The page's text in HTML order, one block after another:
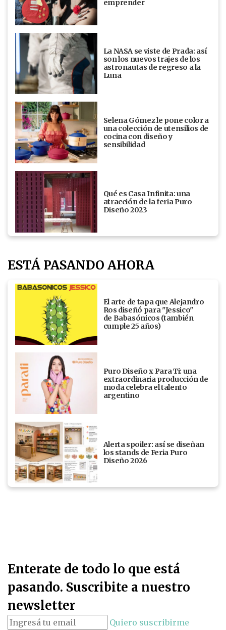
emprender
La NASA se viste de Prada: así
son los nuevos trajes de los
astronautas de regreso a la
Luna
Selena Gómez le pone color a
una colección de utensilios de
cocina con diseño y
sensibilidad
Qué es Casa Infinita: una
atracción de la feria Puro
Diseño 2023
ESTÁ PASANDO AHORA
El arte de tapa que Alejandro
Ros diseñó para "Jessico"
de Babasónicos (también
cumple 25 años)
Puro Diseño x Para Ti: una
extraordinaria producción de
moda celebra el talento
argentino
Alerta spoiler: así se diseñan
los stands de Feria Puro
Diseño 2026
Enterate de todo lo que está
pasando. Suscribite a nuestro
newsletter
Quiero suscribirme